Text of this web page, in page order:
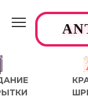
содержанию